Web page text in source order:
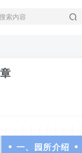
一、园所介绍